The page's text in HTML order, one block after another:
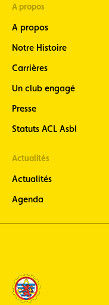
A propos
A propos
Notre Histoire
Carrières
Un club engagé
Presse
Statuts ACL Asbl
Actualités
Actualités
Agenda